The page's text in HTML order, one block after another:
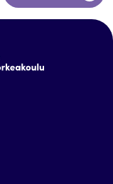
takaisin